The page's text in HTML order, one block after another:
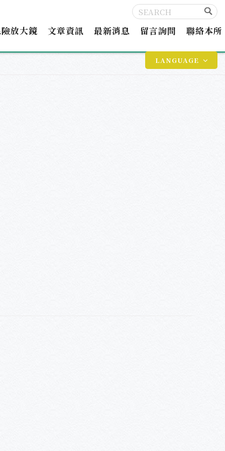
LANGUAGE
放大鏡 文章資訊 最新消息 留言詢問 聯絡本所